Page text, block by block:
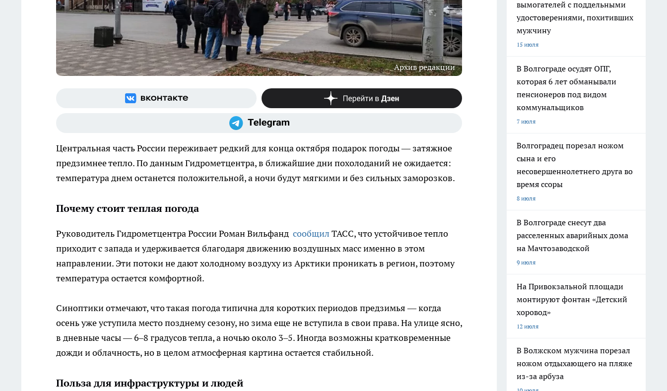
Архив редакции
Центральная часть России переживает редкий для конца октября подарок погоды — затяжное
предзимнее тепло. По данным Гидрометцентра, в ближайшие дни похолоданий не ожидается:
температура днем останется положительной, а ночи будут мягкими и без сильных заморозков.
Почему стоит теплая погода
Руководитель Гидрометцентра России Роман Вильфанд сообщил ТАСС, что устойчивое тепло
приходит с запада и удерживается благодаря движению воздушных масс именно в этом
направлении. Эти потоки не дают холодному воздуху из Арктики проникать в регион, поэтому
температура остается комфортной.
Синоптики отмечают, что такая погода типична для коротких периодов предзимья — когда
осень уже уступила место позднему сезону, но зима еще не вступила в свои права. На улице ясно,
в дневные часы — 6–8 градусов тепла, а ночью около 3–5. Иногда возможны кратковременные
дожди и облачность, но в целом атмосферная картина остается стабильной.
Польза для инфраструктуры и людей
вымогателей с поддельными
удостоверениями, похитивших
мужчину
15 июля
В Волгограде осудят ОПГ,
которая 6 лет обманывали
пенсионеров под видом
коммунальщиков
7 июля
Волгоградец порезал ножом
сына и его
несовершеннолетнего друга во
время ссоры
8 июля
В Волгограде снесут два
расселенных аварийных дома
на Мачтозаводской
9 июля
На Привокзальной площади
монтируют фонтан «Детский
хоровод»
12 июля
В Волжском мужчина порезал
ножом отдыхающего на пляже
из-за арбуза